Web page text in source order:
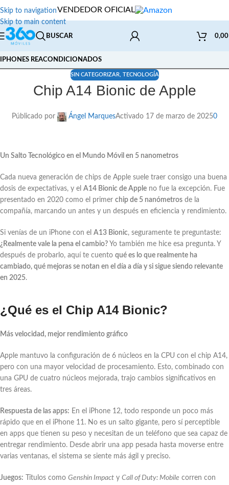
Skip to navigation
Skip to main content
VENDEDOR OFICIAL
BUSCAR
IPHONES REACONDICIONADOS
SIN CATEGORIZAR, TECNOLOGÍA
Chip A14 Bionic de Apple
Públicado por Ángel MarquesActivado 17 de marzo de 20250
Un Salto Tecnológico en el Mundo Móvil en 5 nanometros
Cada nueva generación de chips de Apple suele traer consigo una buena
dosis de expectativas, y el A14 Bionic de Apple no fue la excepción. Fue
presentado en 2020 como el primer chip de 5 nanómetros de la
compañía, marcando un antes y un después en eficiencia y rendimiento.
Si venías de un iPhone con el A13 Bionic, seguramente te preguntaste:
¿Realmente vale la pena el cambio? Yo también me hice esa pregunta. Y
después de probarlo, aquí te cuento qué es lo que realmente ha
cambiado, qué mejoras se notan en el día a día y si sigue siendo relevante
en 2025.
¿Qué es el Chip A14 Bionic?
Más velocidad, mejor rendimiento gráfico
Apple mantuvo la configuración de 6 núcleos en la CPU con el chip A14,
pero con una mayor velocidad de procesamiento. Esto, combinado con
una GPU de cuatro núcleos mejorada, trajo cambios significativos en
tres áreas.
Respuesta de las apps: En el iPhone 12, todo responde un poco más
rápido que en el iPhone 11. No es un salto gigante, pero sí perceptible
en apps que tienen su peso y necesitan de un teléfono que sea capaz de
entregar rendimiento. Desde abrir una app pesada hasta moverse entre
varias ventanas, el sistema se siente más ágil y preciso.
Juegos: Títulos como Genshin Impact y Call of Duty: Mobile corren con